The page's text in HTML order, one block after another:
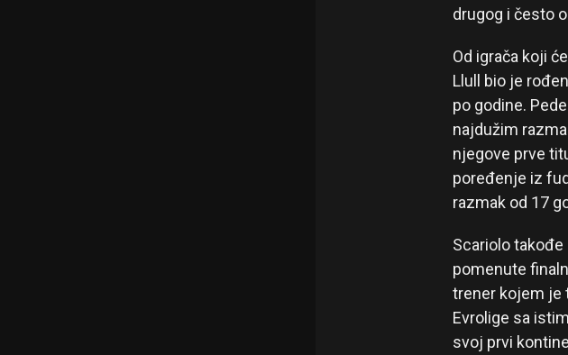
drugog i često
Od igrača koji
Llull bio je
po godine.
najdužim
njegove prve
poređenje iz
razmak od 17
Scariolo
pomenute
trener kojem je
Evrolige sa
svoj prvi